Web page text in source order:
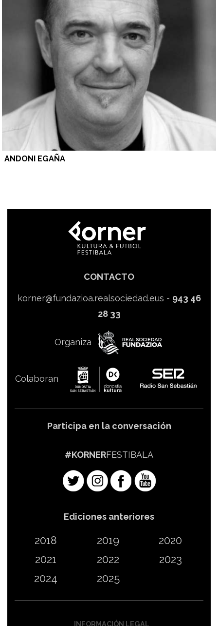
ANDONI EGAÑA
CONTACTO
korner@fundazioa.realsociedad.eus - 943 46
28 33
Organiza
Colaboran
Participa en la conversación
#KORNERFESTIBALA
Ediciones anteriores
2018 2019
2020
2021
2022
2023
2024
2025
INFORMACIÓN LEGAL